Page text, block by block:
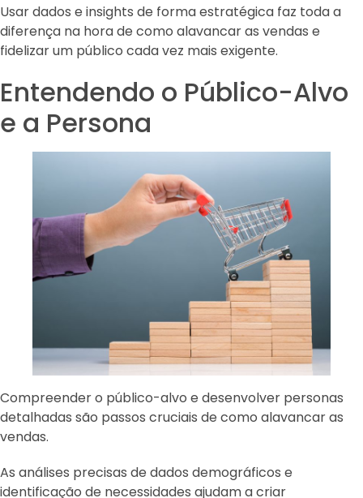
Usar dados e insights de forma estratégica faz toda a
diferença na hora de como alavancar as vendas e
fidelizar um público cada vez mais exigente.
Entendendo o Público-Alvo
e a Persona
Compreender o público-alvo e desenvolver personas
detalhadas são passos cruciais de como alavancar as
vendas.
As análises precisas de dados demográficos e
identificação de necessidades ajudam a criar